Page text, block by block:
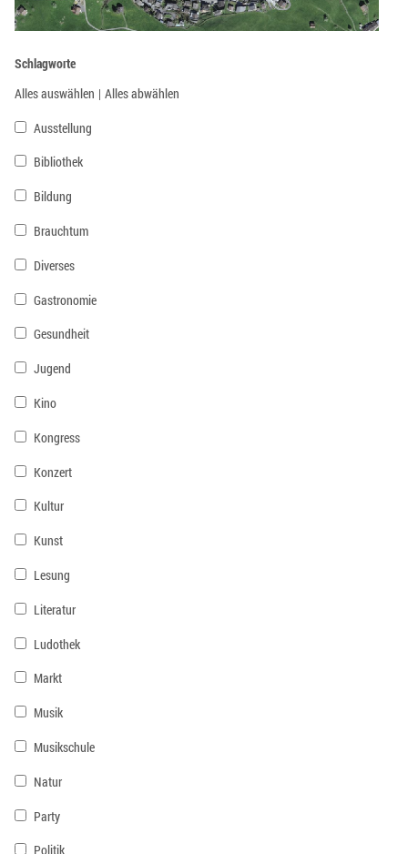
Schlagworte
Alles auswählen | Alles abwählen
Ausstellung
Bibliothek
Bildung
Brauchtum
Diverses
Gastronomie
Gesundheit
Jugend
Kino
Kongress
Konzert
Kultur
Kunst
Lesung
Literatur
Ludothek
Markt
Musik
Musikschule
Natur
Party
Politik